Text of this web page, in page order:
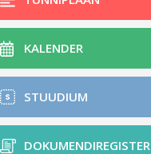
KALENDER
STUUDIUM
DOKUMENDIREGISTER